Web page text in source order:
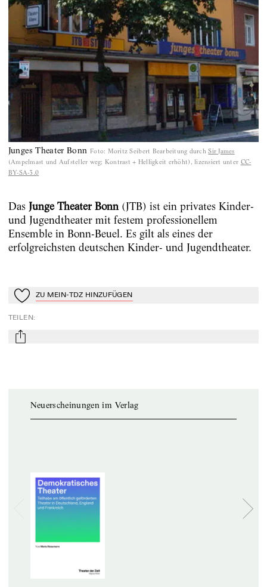
Junges Theater Bonn Foto: Moritz Seibert Bearbeitung durchSir James
(Ampelmast und Aufsteller weg; Kontrast + Helligkeit erhöht), lizensiert unter CC-
BY-SA-3.0
Das Junge Theater Bonn(JTB) ist ein privates Kinder-
und Jugendtheater mit festem professionellem
Ensemble in Bonn-Beuel. Es gilt als eines der
erfolgreichsten deutschen Kinder- und Jugendtheater.
Zu Mein-TdZ hinzufügen
ZU MEIN-TDZ HINZUFÜGEN
TEILEN:
mail
Neuerscheinungen im Verlag